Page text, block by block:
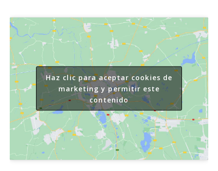
Haz clic para aceptar cookies de
marketing y permitir este
contenido